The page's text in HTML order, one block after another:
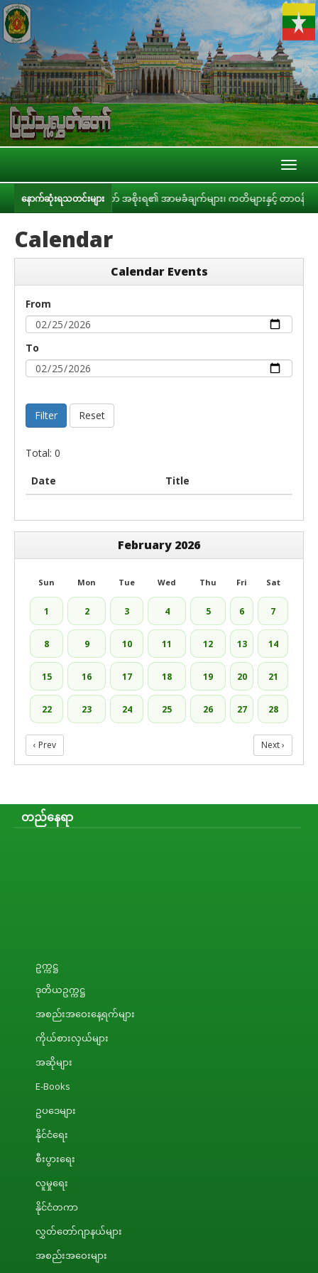
နောက်ဆုံးရသတင်းများ
ပြည်သူ့လွှတ်တော် အစိုးရ၏ အာမခံချက်များ၊ ကတိများနှင့် တာဝန်ခံချက်မ
Calendar
Calendar Events
From
To
Filter Reset
Total: 0
Date Title
February 2026
Sun Mon Tue Wed Thu Fri Sat
1 2 3 4 5 6 7
8 9 10 11 12 13 14
15 16 17 18 19 20 21
22 23 24 25 26 27 28
‹ Prev Next ›
တည်နေရာ
ဥက္ကဋ္ဌ
ဒုတိယဥက္ကဋ္ဌ
အစည်းအဝေးနေ့ရက်များ
ကိုယ်စားလှယ်များ
အဆိုများ
E-Books
ဥပဒေများ
နိုင်ငံရေး
စီးပွားရေး
လူမှုရေး
နိုင်ငံတကာ
လွှတ်တော်ဂျာနယ်များ
အစည်းအဝေးများ